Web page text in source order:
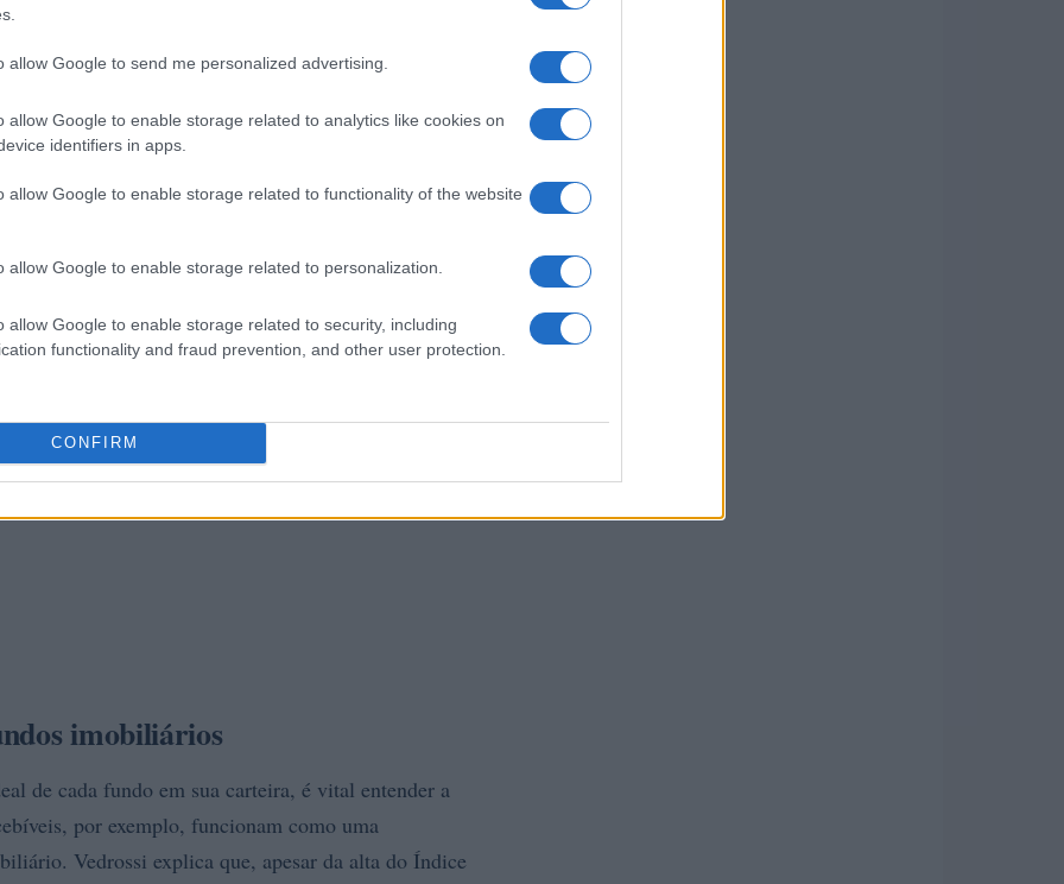
allow Google to send me personalized advertising.
allow Google to enable storage related to analytics like cookies on
identifiers in apps.
allow Google to enable storage related to functionality of the website
allow Google to enable storage related to personalization.
allow Google to enable storage related to security, including
functionality and fraud prevention, and other user protection.
CONFIRM
uma carteira de FIIs é uma estratégia
de ativos. Por exemplo, fundos de papel podem
de tijolo tendem a se beneficiar de um
dos ativos? Esse é um fator crucial: áreas
resiliência, mesmo em cenários de alta de juros.
imobiliários
de cada fundo em sua carteira, é vital entender a
por exemplo, funcionam como uma
Vedrossi explica que, apesar da alta do Índice